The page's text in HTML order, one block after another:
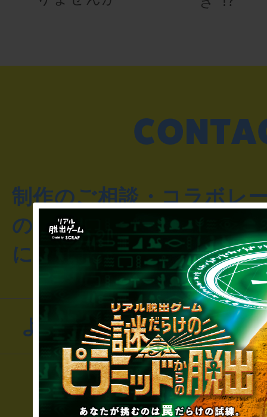
制作のご相談・コラボレ
のお客様からのご質問や
にお問い合わせください
よくあるお問い合わせ
▼一般のお客様